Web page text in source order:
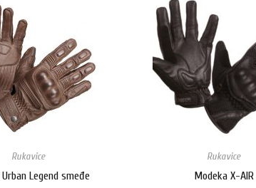
Rukavice
Legend smeđe
Rukavice
Modeka X-AIR